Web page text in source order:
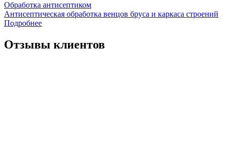
Обработка антисептиком
Антисептическая обработка венцов бруса и каркаса строений
Подробнее
Отзывы клиентов